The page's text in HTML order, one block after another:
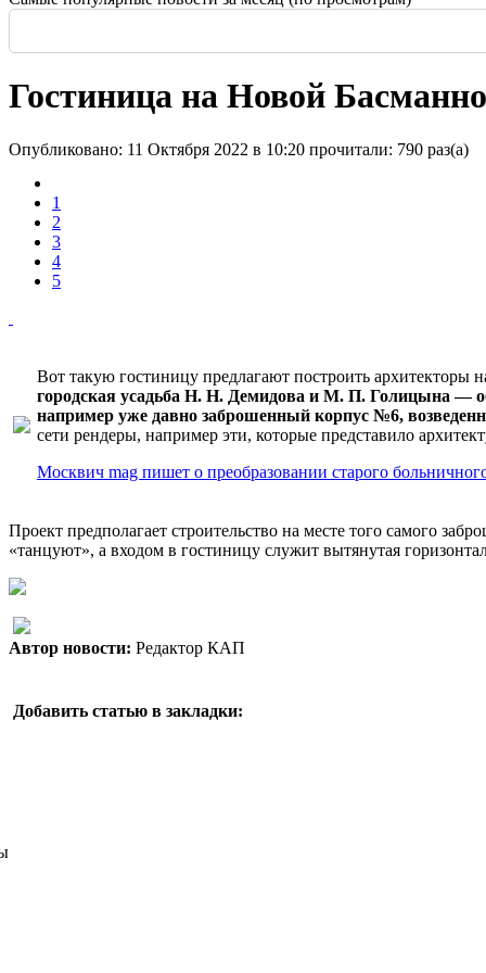
Гостиница на Новой
Опубликовано: 11 Октября 2022 в 10:20 прочитали: 790 раз(а)
1
2
3
4
5
Вот такую гостиницу предлагают построить
городская усадьба Н. Н. Демидова и М. П. Голицына —
например уже давно заброшенный корпус №6,
сети рендеры, например эти, которые представило
Москвич mag пишет о преобразовании старого
Проект предполагает строительство на месте того самого
«танцуют», а входом в гостиницу служит вытянутая
Автор новости: Редактор КАП
Добавить статью в закладки: